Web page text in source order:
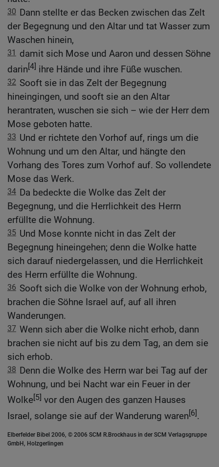
30 Dann stellte er das Becken zwischen das Zelt
der Begegnung und den Altar und tat Wasser zum
Waschen hinein,
31 damit sich Mose und Aaron und dessen Söhne
darin[4] ihre Hände und ihre Füße wuschen.
32 Sooft sie in das Zelt der Begegnung
hineingingen, und sooft sie an den Altar
herantraten, wuschen sie sich – wie der Herr dem
Mose geboten hatte.
33 Und er richtete den Vorhof auf, rings um die
Wohnung und um den Altar, und hängte den
Vorhang des Tores zum Vorhof auf. So vollendete
Mose das Werk.
34 Da bedeckte die Wolke das Zelt der
Begegnung, und die Herrlichkeit des Herrn
erfüllte die Wohnung.
35 Und Mose konnte nicht in das Zelt der
Begegnung hineingehen; denn die Wolke hatte
sich darauf niedergelassen, und die Herrlichkeit
des Herrn erfüllte die Wohnung.
36 Sooft sich die Wolke von der Wohnung erhob,
brachen die Söhne Israel auf, auf all ihren
Wanderungen.
37 Wenn sich aber die Wolke nicht erhob, dann
brachen sie nicht auf bis zu dem Tag, an dem sie
sich erhob.
38 Denn die Wolke des Herrn war bei Tag auf der
Wohnung, und bei Nacht war ein Feuer in der
Wolke[5] vor den Augen des ganzen Hauses
Israel, solange sie auf der Wanderung waren[6].
Elberfelder Bibel 2006, © 2006 SCM R.Brockhaus in der SCM Verlagsgruppe
GmbH, Holzgerlingen